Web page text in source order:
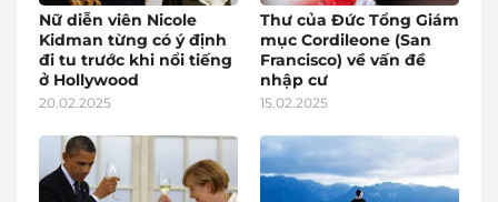
Nữ diễn viên Nicole
Kidman từng có ý định
đi tu trước khi nổi tiếng
ở Hollywood
20.02.2025
Thư của Đức Tổng Giám
mục Cordileone (San
Francisco) về vấn đề
nhập cư
15.02.2025